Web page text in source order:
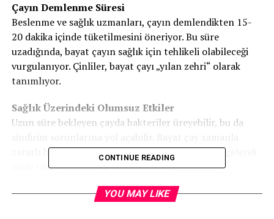
Çayın Demlenme Süresi
Beslenme ve sağlık uzmanları, çayın demlendikten 15-
20 dakika içinde tüketilmesini öneriyor. Bu süre
uzadığında, bayat çayın sağlık için tehlikeli olabileceği
vurgulanıyor. Çinliler, bayat çayı „yılan zehri“ olarak
tanımlıyor.
Sağlık Üzerindeki Olumsuz Etkiler
Uzun süre bekleyen çayda bakteriler üreyebilir, bu da
zararlı bileşikler geliştirebilir ve daha asidik hale gelerek
mide rahatsızlıklarına neden olabilir.
Tanen ve Kimyasal Değişiklikler
CONTINUE READING
YOU MAY LIKE